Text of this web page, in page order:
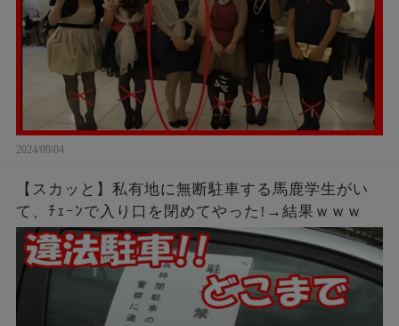
2024/09/04
【スカッと】私有地に無断駐車する馬鹿学生がい
て、ﾁｪｰﾝで入り口を閉めてやった!→結果ｗｗｗ